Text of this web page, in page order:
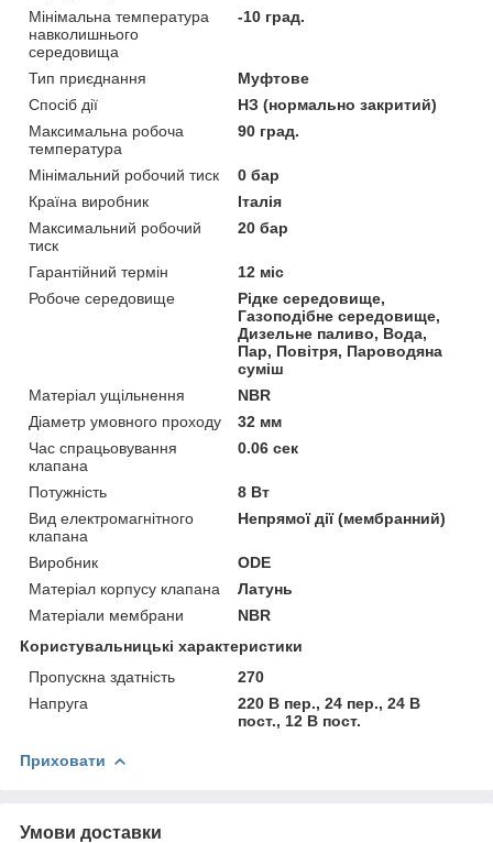
Мінімальна температура
навколишнього
середовища
-10 град.
Тип приєднання
Муфтове
Спосіб дії
НЗ (нормально закритий)
Максимальна робоча
температура
90 град.
Мінімальний робочий тиск
0 бар
Країна виробник
Італія
Максимальний робочий
тиск
20 бар
Гарантійний термін
12 міс
Робоче середовище
Рідке середовище,
Газоподібне середовище,
Дизельне паливо, Вода,
Пар, Повітря, Пароводяна
суміш
Матеріал ущільнення
NBR
Діаметр умовного проходу
32 мм
Час спрацьовування
клапана
0.06 сек
Потужність
8 Вт
Вид електромагнітного
клапана
Непрямої дії (мембранний)
Виробник
ODE
Матеріал корпусу клапана
Латунь
Матеріали мембрани
NBR
Користувальницькі характеристики
Пропускна здатність
270
Напруга
220 В пер., 24 пер., 24 В
пост., 12 В пост.
Приховати
Умови доставки